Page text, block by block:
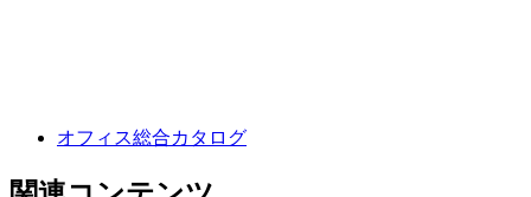
オフィス総合カタログ